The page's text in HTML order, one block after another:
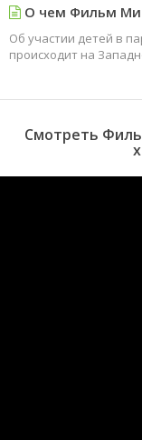
О чем Фильм
Об участии детей в
происходит на
Смотреть